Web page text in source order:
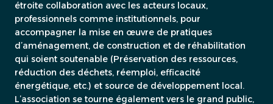
étroite collaboration avec les acteurs locaux,
professionnels comme institutionnels, pour
accompagner la mise en œuvre de pratiques
d’aménagement, de construction et de réhabilitation
qui soient soutenable (Préservation des ressources,
réduction des déchets, réemploi, efficacité
énergétique, etc.) et source de développement local.
L’association se tourne également vers le grand public,